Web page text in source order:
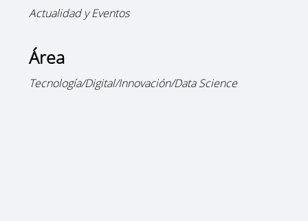
Actualidad y Eventos
Área
Tecnología/Digital/Innovación/Data Science